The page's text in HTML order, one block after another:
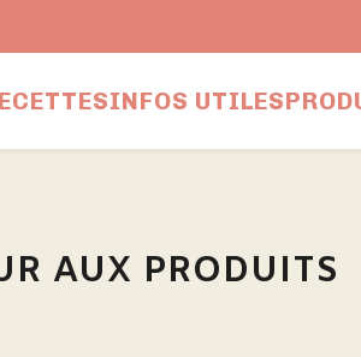
INFOS UTILES
AUX PRODUITS